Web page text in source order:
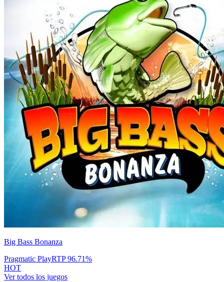
Big Bass Bonanza
Pragmatic PlayRTP96.71%
HOT
Ver todos los juegos